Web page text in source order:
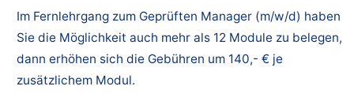
Im Fernlehrgang zum Geprüften Manager (m/w/d) haben
Sie die Möglichkeit auch mehr als 12 Module zu belegen,
dann erhöhen sich die Gebühren um 140,- € je
zusätzlichem Modul.